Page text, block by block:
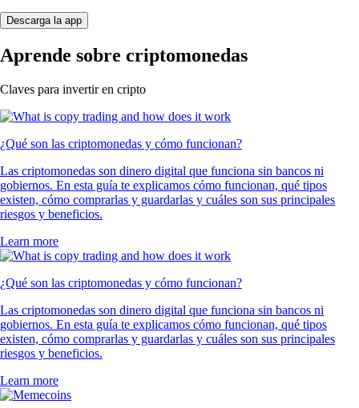
Descarga la app
Aprende sobre criptomonedas
Claves para invertir en cripto
¿Qué son las criptomonedas y cómo funcionan?
Las criptomonedas son dinero digital que funciona sin bancos ni
gobiernos. En esta guía te explicamos cómo funcionan, qué tipos
existen, cómo comprarlas y guardarlas y cuáles son sus principales
riesgos y beneficios.
Learn more
¿Qué son las criptomonedas y cómo funcionan?
Las criptomonedas son dinero digital que funciona sin bancos ni
gobiernos. En esta guía te explicamos cómo funcionan, qué tipos
existen, cómo comprarlas y guardarlas y cuáles son sus principales
riesgos y beneficios.
Learn more